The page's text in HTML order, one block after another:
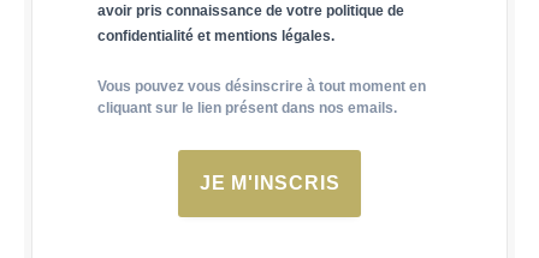
avoir pris connaissance de votre politique de
confidentialité et mentions légales.
Vous pouvez vous désinscrire à tout moment en
cliquant sur le lien présent dans nos emails.
JE M'INSCRIS